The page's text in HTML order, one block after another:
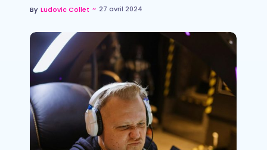
By Ludovic Collet ~ 27 avril 2024